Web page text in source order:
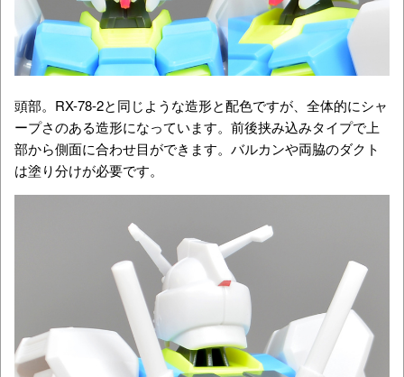
頭部。RX-78-2と同じような造形と配色ですが、全体的にシャ
ープさのある造形になっています。前後挟み込みタイプで上
部から側面に合わせ目ができます。バルカンや両脇のダクト
は塗り分けが必要です。